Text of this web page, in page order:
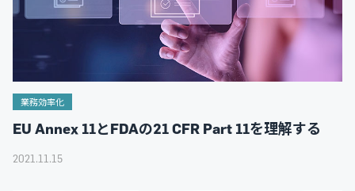
業務効率化
EU Annex 11とFDAの21 CFR Part 11を理解する
2021.11.15